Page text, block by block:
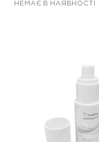
НЕМАЄ В НАЯВНОСТІ